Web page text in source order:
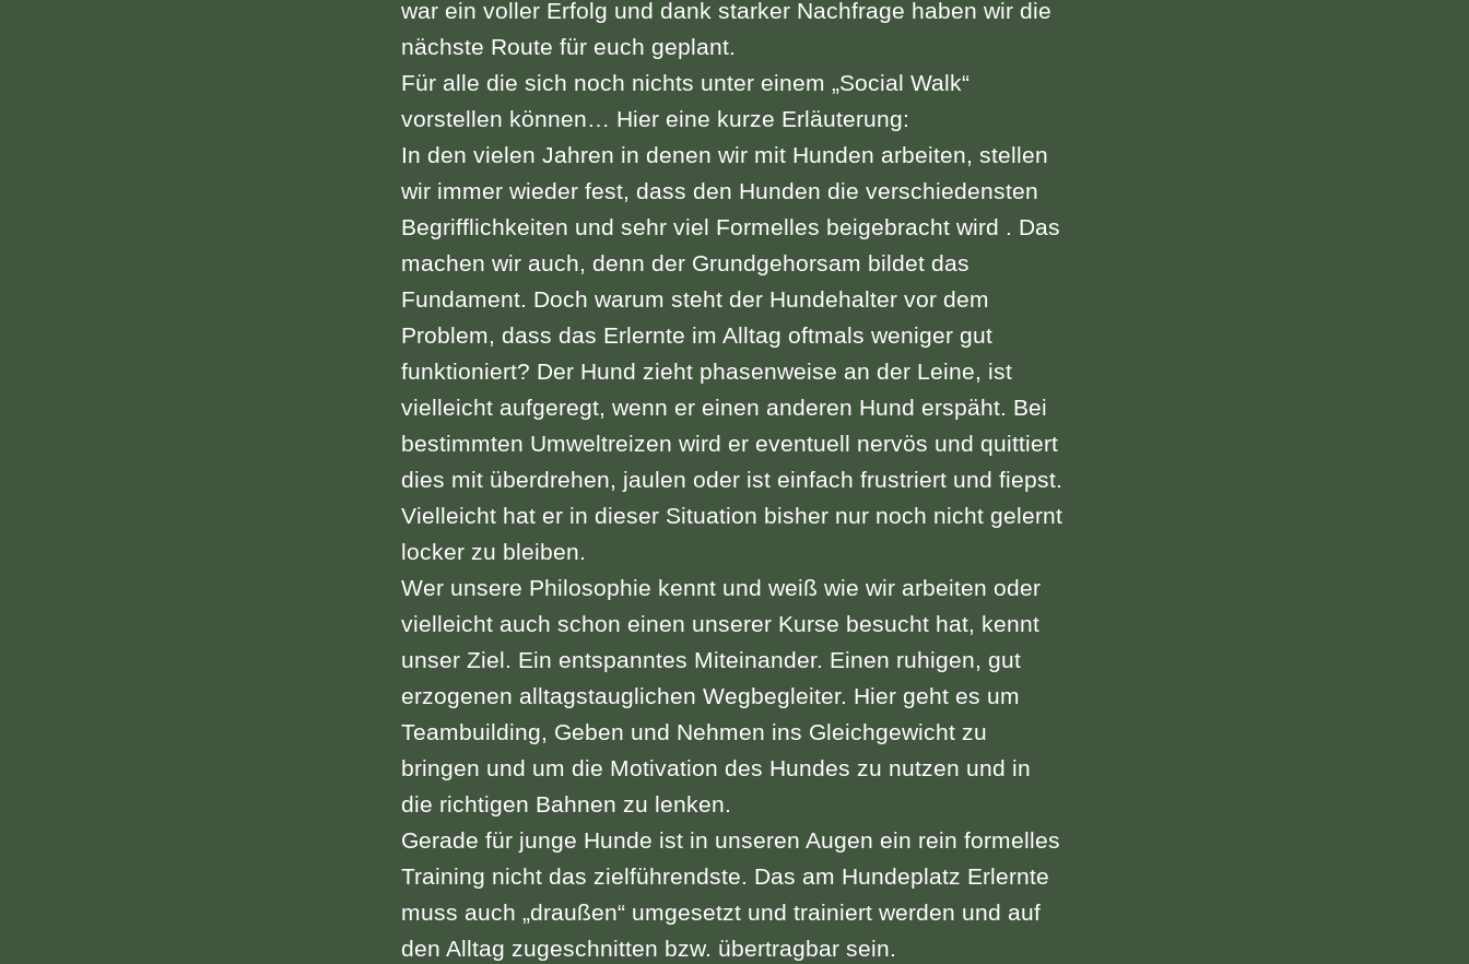
war ein voller Erfolg und dank starker Nachfrage haben wir die
nächste Route für euch geplant.
Für alle die sich noch nichts unter einem „Social Walk“
vorstellen können… Hier eine kurze Erläuterung:
In den vielen Jahren in denen wir mit Hunden arbeiten, stellen
wir immer wieder fest, dass den Hunden die verschiedensten
Begrifflichkeiten und sehr viel Formelles beigebracht wird . Das
machen wir auch, denn der Grundgehorsam bildet das
Fundament. Doch warum steht der Hundehalter vor dem
Problem, dass das Erlernte im Alltag oftmals weniger gut
funktioniert? Der Hund zieht phasenweise an der Leine, ist
vielleicht aufgeregt, wenn er einen anderen Hund erspäht. Bei
bestimmten Umweltreizen wird er eventuell nervös und quittiert
dies mit überdrehen, jaulen oder ist einfach frustriert und fiepst.
Vielleicht hat er in dieser Situation bisher nur noch nicht gelernt
locker zu bleiben.
Wer unsere Philosophie kennt und weiß wie wir arbeiten oder
vielleicht auch schon einen unserer Kurse besucht hat, kennt
unser Ziel. Ein entspanntes Miteinander. Einen ruhigen, gut
erzogenen alltagstauglichen Wegbegleiter. Hier geht es um
Teambuilding, Geben und Nehmen ins Gleichgewicht zu
bringen und um die Motivation des Hundes zu nutzen und in
die richtigen Bahnen zu lenken.
Gerade für junge Hunde ist in unseren Augen ein rein formelles
Training nicht das zielführendste. Das am Hundeplatz Erlernte
muss auch „draußen“ umgesetzt und trainiert werden und auf
den Alltag zugeschnitten bzw. übertragbar sein.